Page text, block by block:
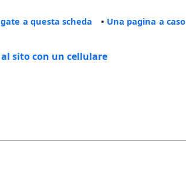
a questa scheda • Una pagina a caso
sito con un cellulare